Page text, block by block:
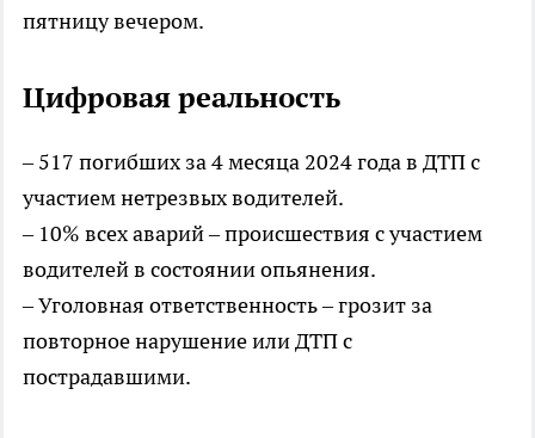
пятницу вечером.
Цифровая реальность
– 517 погибших за 4 месяца 2024 года в ДТП с
участием нетрезвых водителей.
– 10% всех аварий – происшествия с участием
водителей в состоянии опьянения.
– Уголовная ответственность – грозит за
повторное нарушение или ДТП с
пострадавшими.